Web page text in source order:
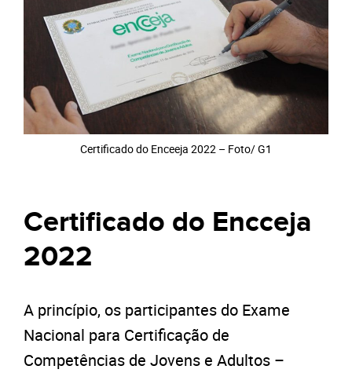
Certificado do Enceeja 2022 – Foto/ G1
Certificado do Encceja
2022
A princípio, os participantes do Exame
Nacional para Certificação de
Competências de Jovens e Adultos –